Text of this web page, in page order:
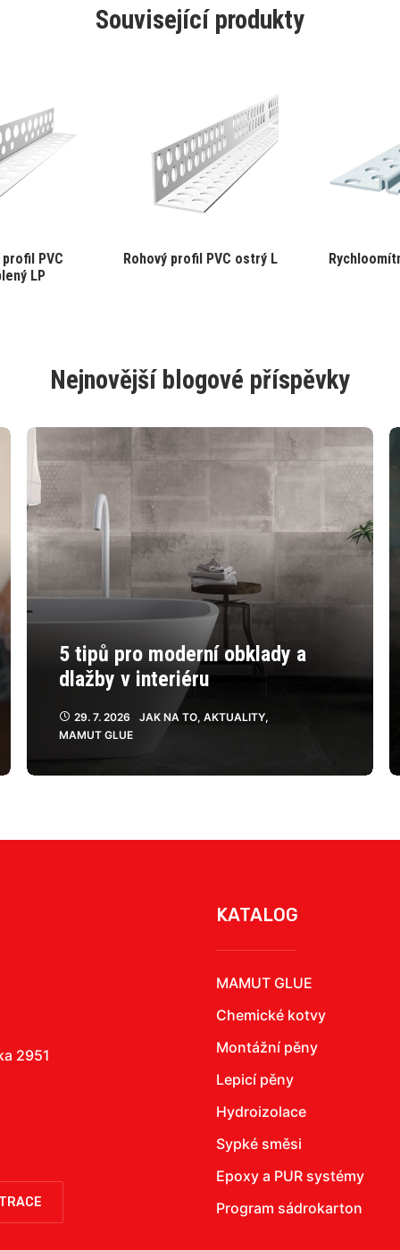
Související produkty
profil PVC
LP
Tento
produkt
vybrat
na
produktu
Rohový profil PVC ostrý L
Tento
produkt
vybrat
na
produktu
Nejnovější blogové příspěvky
5 tipů pro moderní obklady a
dlažby v interiéru
29. 7. 2026 JAK NA TO, AKTUALITY,
MAMUT GLUE
2951
KATALOG
MAMUT GLUE
Chemické kotvy
Montážní pěny
Lepicí pěny
Hydroizolace
Sypké směsi
Epoxy a PUR systémy
Program sádrokarton